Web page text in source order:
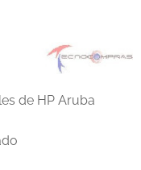
de HP Aruba